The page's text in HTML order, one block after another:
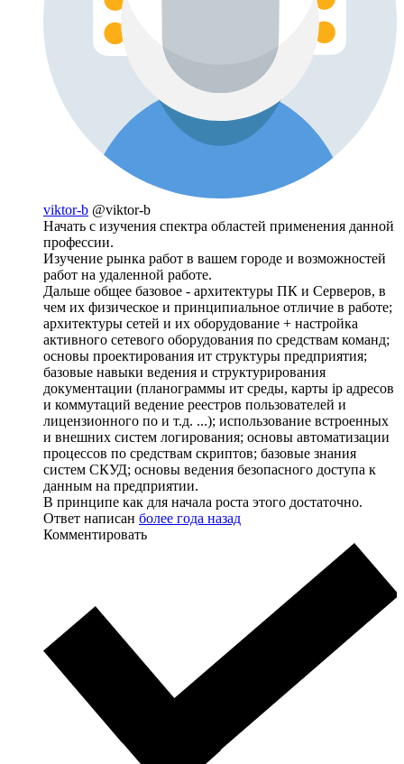
viktor-b @viktor-b
Начать с изучения спектра областей применения данной
профессии.
Изучение рынка работ в вашем городе и возможностей
работ на удаленной работе.
Дальше общее базовое - архитектуры ПК и Серверов, в
чем их физическое и принципиальное отличие в работе;
архитектуры сетей и их оборудование + настройка
активного сетевого оборудования по средствам команд;
основы проектирования ит структуры предприятия;
базовые навыки ведения и структурирования
документации (планограммы ит среды, карты ip адресов
и коммутаций ведение реестров пользователей и
лицензионного по и т.д. ...); использование встроенных
и внешних систем логирования; основы автоматизации
процессов по средствам скриптов; базовые знания
систем СКУД; основы ведения безопасного доступа к
данным на предприятии.
В принципе как для начала роста этого достаточно.
Ответ написан более года назад
Комментировать